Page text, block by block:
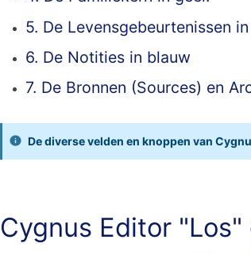
5. De Levensgebeurtenissen
6. De Notities in blauw
7. De Bronnen (Sources) en
De diverse velden en knoppen van
Cygnus Editor